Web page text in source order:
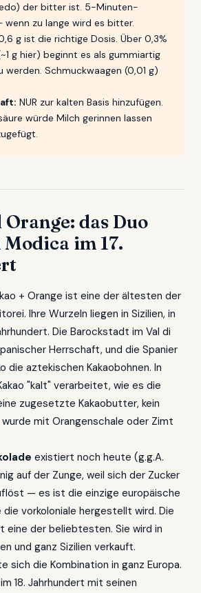
der bitter ist. 5-Minuten-
zu lange wird es bitter.
g ist die richtige Dosis. Über 0,3%
g hier) beginnt es als gummiartig
werden. Schmuckwaagen (0,01 g)
NUR zur kalten Basis hinzufügen.
würde Milch gerinnen lassen
das Duo
im 17.
+ Orange ist eine der ältesten der
Ihre Wurzeln liegen in Sizilien, in
Die Barockstadt im Val di
Herrschaft, und die Spanier
die aztekischen Kakaobohnen. In
"kalt" verarbeitet, wie es die
zugesetzte Kakaobutter, kein
mit Orangenschale oder Zimt
existiert noch heute (g.g.A.
auf der Zunge, weil sich der Zucker
— es ist die einzige europäische
die vorkoloniale hergestellt wird. Die
eine der beliebtesten. Sie wird in
und ganz Sizilien verkauft.
sich die Kombination in ganz Europa.
18. Jahrhundert mit seinen